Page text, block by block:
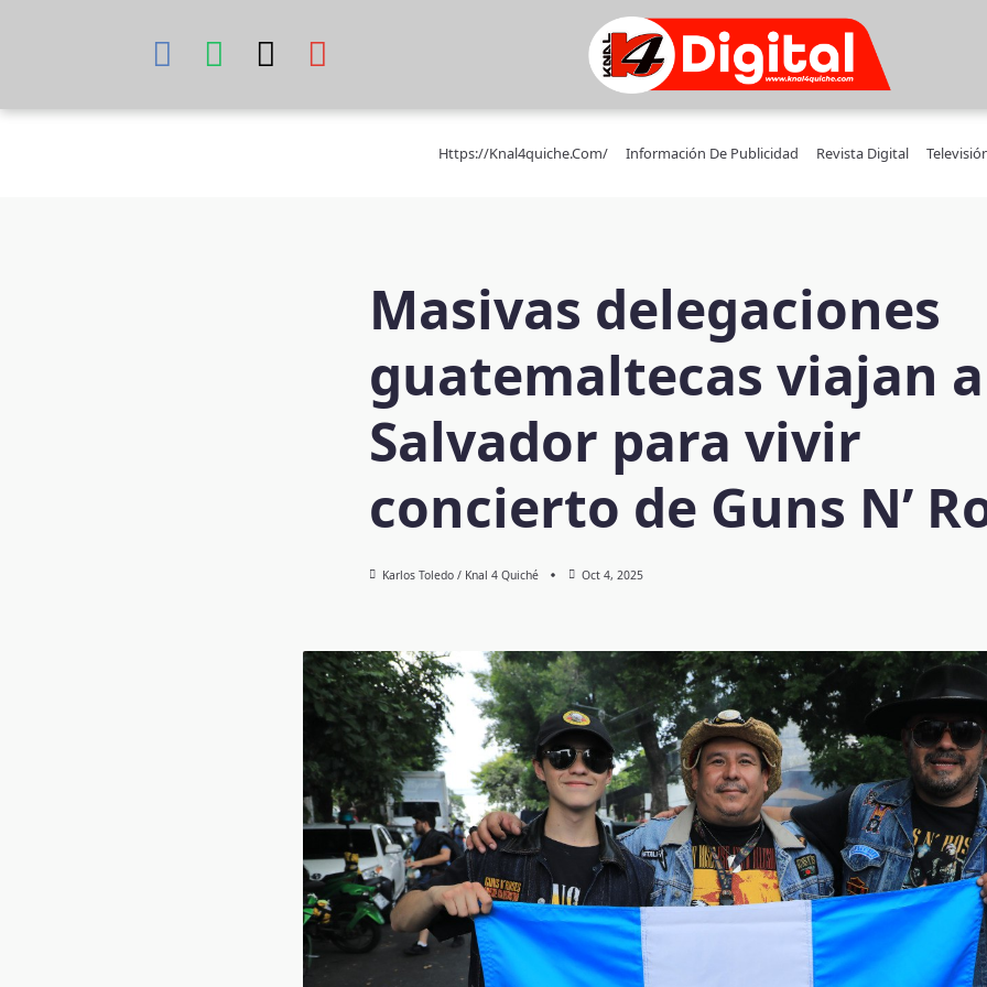
Https://knal4quiche.com/ Información De Publicidad Revista Digital
Masivas delegaciones
guatemaltecas viajan
Salvador para vivir
concierto de Guns N’
Karlos Toledo / Knal 4 Quiché Oct 4, 2025